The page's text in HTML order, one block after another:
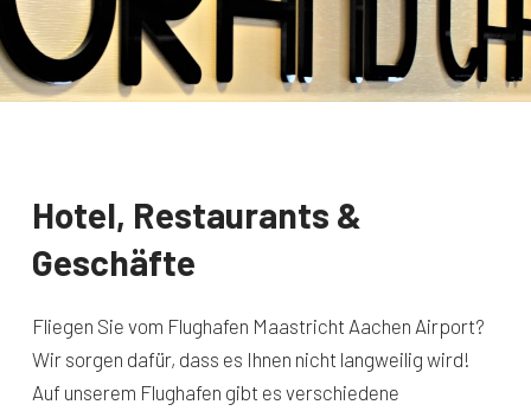
Hotel, Restaurants &
Geschäfte
Fliegen Sie vom Flughafen Maastricht Aachen Airport?
Wir sorgen dafür, dass es Ihnen nicht langweilig wird!
Auf unserem Flughafen gibt es verschiedene